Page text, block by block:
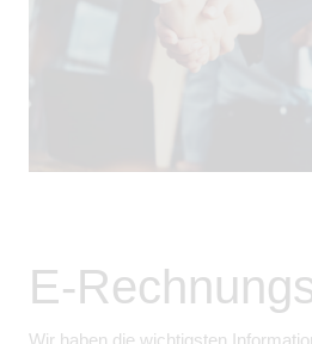
E-
Wir haben die wichtigsten